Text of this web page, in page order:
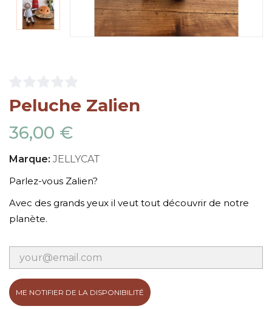
Peluche Zalien
36,00 €
Marque: JELLYCAT
Parlez-vous Zalien?
Avec des grands yeux il veut tout découvrir de notre
planète.
ME NOTIFIER DE LA DISPONIBILITÉ